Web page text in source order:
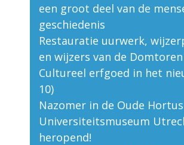
een groot deel van de
geschiedenis
Restauratie uurwerk,
en wijzers van de Domtoren
Cultureel erfgoed in het
10)
Nazomer in de Oude Hortus
Universiteitsmuseum
heropend!